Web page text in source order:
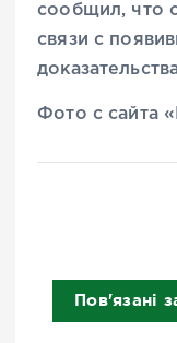
сообщил, что
связи с
Фото с сайта
Пов'язані